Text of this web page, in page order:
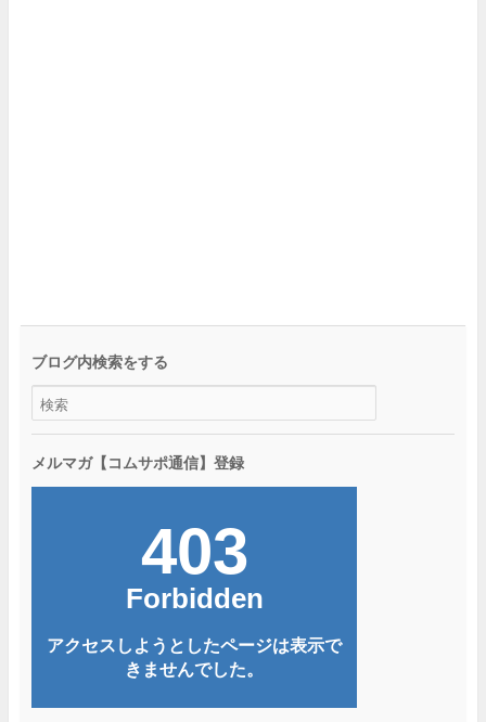
ブログ内検索をする
メルマガ【コムサポ通信】登録